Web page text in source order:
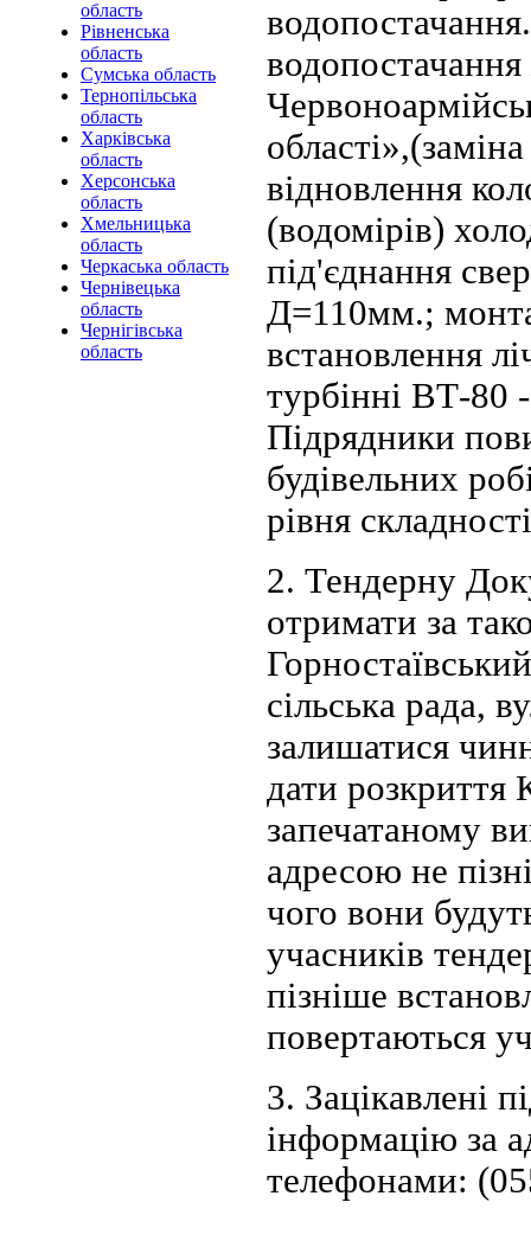
область
Рівненська
область
Сумська область
Тернопільська
область
Харківська
область
Херсонська
область
Хмельницька
область
Черкаська область
Чернівецька
область
Чернігівська
область
відновлення
(водомірів)
під'єднання
Д=110мм.;
встановлення
турбінні ВТ-80
Підрядники
будівельних
рівня
2. Тендерну
отримати за
сільська рада,
залишатися
дати розкриття
запечатаному
адресою не
чого вони
учасників
пізніше
повертаються
3. Зацікавлені
інформацію за
телефонами: